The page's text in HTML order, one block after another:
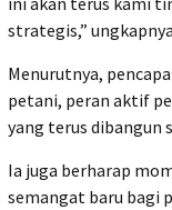
strategis,”
Menurutnya,
petani, peran aktif
yang terus dibangun
Ia juga berharap
semangat baru bagi